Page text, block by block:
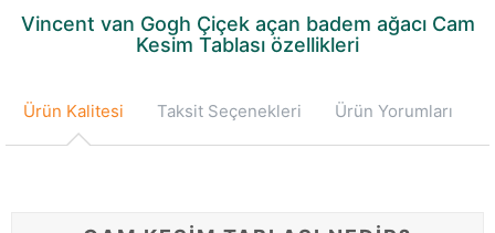
Vincent van Gogh Çiçek açan badem ağacı Cam
Kesim Tablası özellikleri
Ürün Kalitesi Taksit Seçenekleri Ürün Yorumları